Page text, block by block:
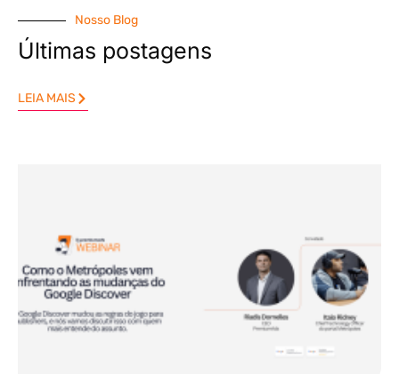
Nosso Blog
Últimas postagens
LEIA MAIS